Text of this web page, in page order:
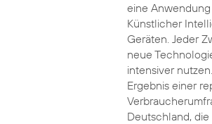
eine Anwendung
Künstlicher
Geräten. Jeder
neue
intensiver
Ergebnis einer
Deutschland, die